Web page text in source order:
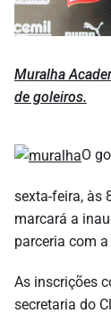
Muralha
de goleiros.
O
sexta-feira, às
marcará a
parceria com
As inscrições
secretaria do